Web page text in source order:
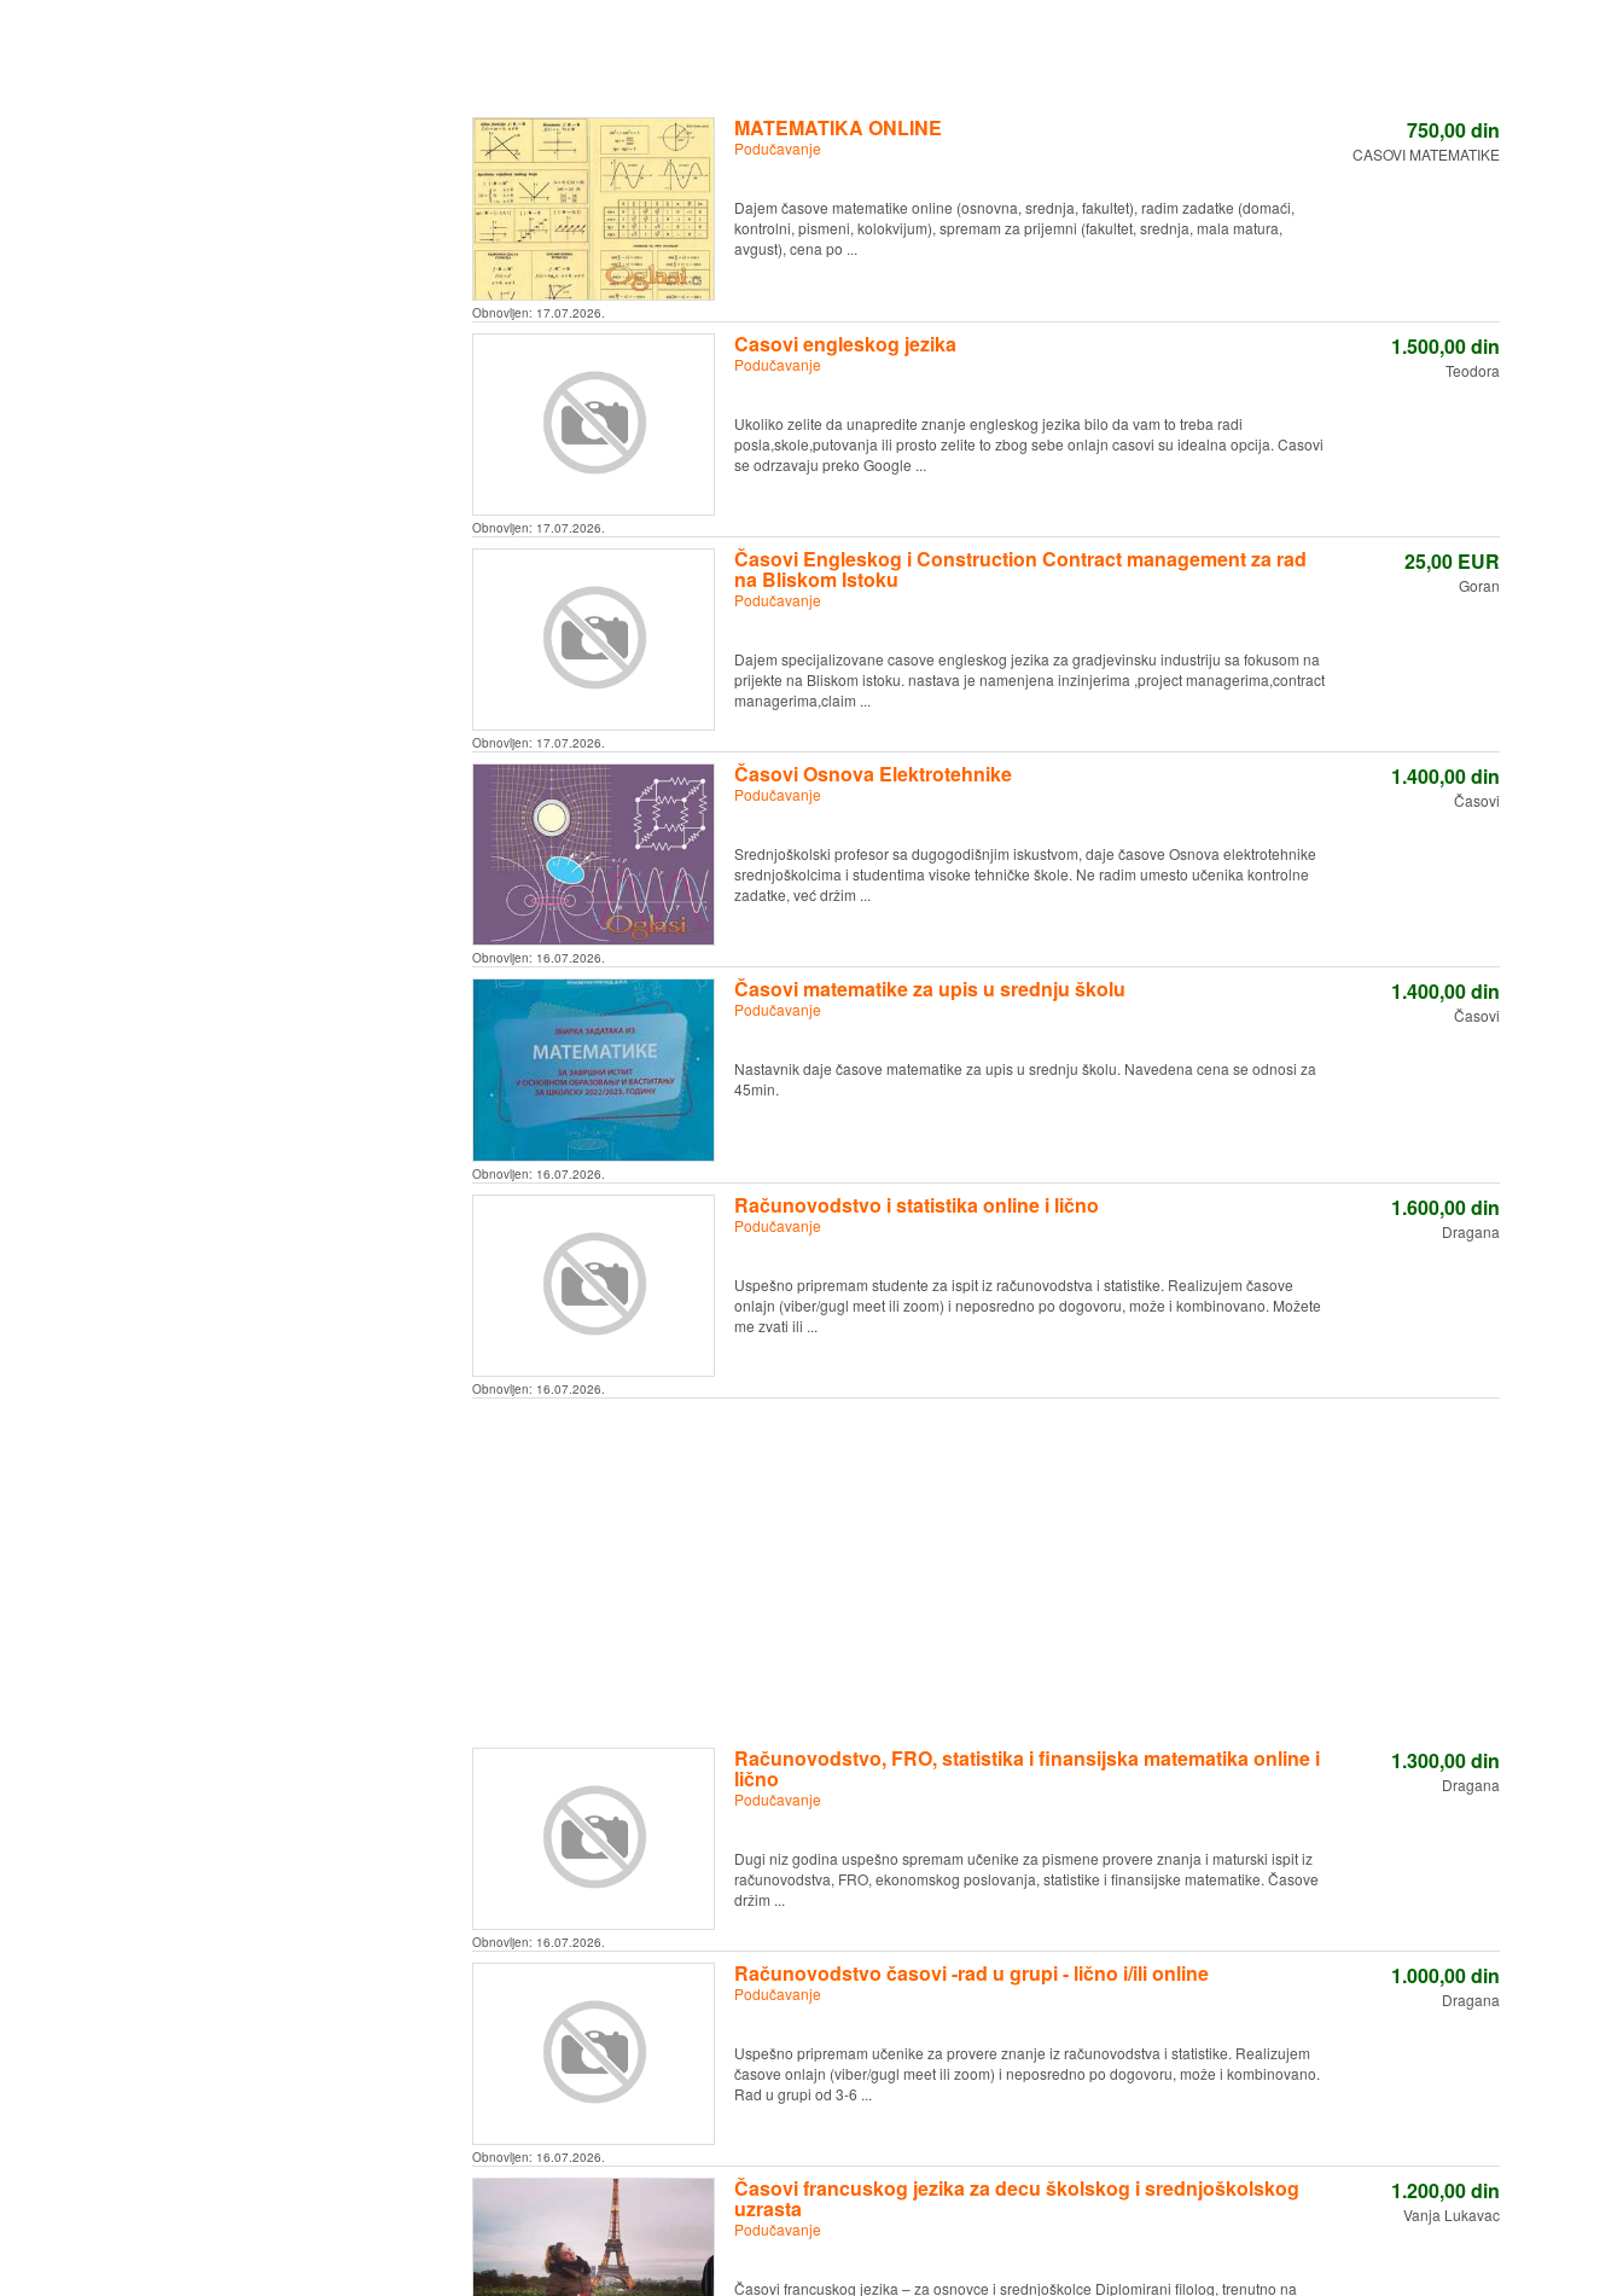
Obnovljen: 17.07.2026.
MATEMATIKA ONLINE
Podučavanje
Dajem časove matematike online (osnovna, srednja, fakultet), radim zadatke (domaći,
kontrolni, pismeni, kolokvijum), spremam za prijemni (fakultet, srednja, mala matura,
avgust), cena po ...
750,00din
CASOVI MATEMATIKE
Obnovljen: 17.07.2026.
Casovi engleskog jezika
Podučavanje
Ukoliko zelite da unapredite znanje engleskog jezika bilo da vam to treba radi
posla,skole,putovanja ili prosto zelite to zbog sebe onlajn casovi su idealna opcija. Casovi
se odrzavaju preko Google ...
1.500,00din
Teodora
Obnovljen: 17.07.2026.
Časovi Engleskog i Construction Contract management za rad
na Bliskom Istoku
Podučavanje
Dajem specijalizovane casove engleskog jezika za gradjevinsku industriju sa fokusom na
prijekte na Bliskom istoku. nastava je namenjena inzinjerima ,project managerima,contract
managerima,claim ...
25,00EUR
Goran
Obnovljen: 16.07.2026.
Časovi Osnova Elektrotehnike
Podučavanje
Srednjoškolski profesor sa dugogodišnjim iskustvom, daje časove Osnova elektrotehnike
srednjoškolcima i studentima visoke tehničke škole. Ne radim umesto učenika kontrolne
zadatke, već držim ...
1.400,00din
Časovi
Obnovljen: 16.07.2026.
Časovi matematike za upis u srednju školu
Podučavanje
Nastavnik daje časove matematike za upis u srednju školu. Navedena cena se odnosi za
45min.
1.400,00din
Časovi
Obnovljen: 16.07.2026.
Računovodstvo i statistika online i lično
Podučavanje
Uspešno pripremam studente za ispit iz računovodstva i statistike. Realizujem časove
onlajn (viber/gugl meet ili zoom) i neposredno po dogovoru, može i kombinovano. Možete
me zvati ili ...
1.600,00din
Dragana
Obnovljen: 16.07.2026.
Računovodstvo, FRO, statistika i finansijska matematika online i
lično
Podučavanje
Dugi niz godina uspešno spremam učenike za pismene provere znanja i maturski ispit iz
računovodstva, FRO, ekonomskog poslovanja, statistike i finansijske matematike. Časove
držim ...
1.300,00din
Dragana
Obnovljen: 16.07.2026.
Računovodstvo časovi -rad u grupi - lično i/ili online
Podučavanje
Uspešno pripremam učenike za provere znanje iz računovodstva i statistike. Realizujem
časove onlajn (viber/gugl meet ili zoom) i neposredno po dogovoru, može i kombinovano.
Rad u grupi od 3-6 ...
1.000,00din
Dragana
Časovi francuskog jezika za decu školskog i srednjoškolskog
uzrasta
Podučavanje
Časovi francuskog jezika – za osnovce i srednjoškolce Diplomirani filolog, trenutno na
1.200,00din
Vanja Lukavac